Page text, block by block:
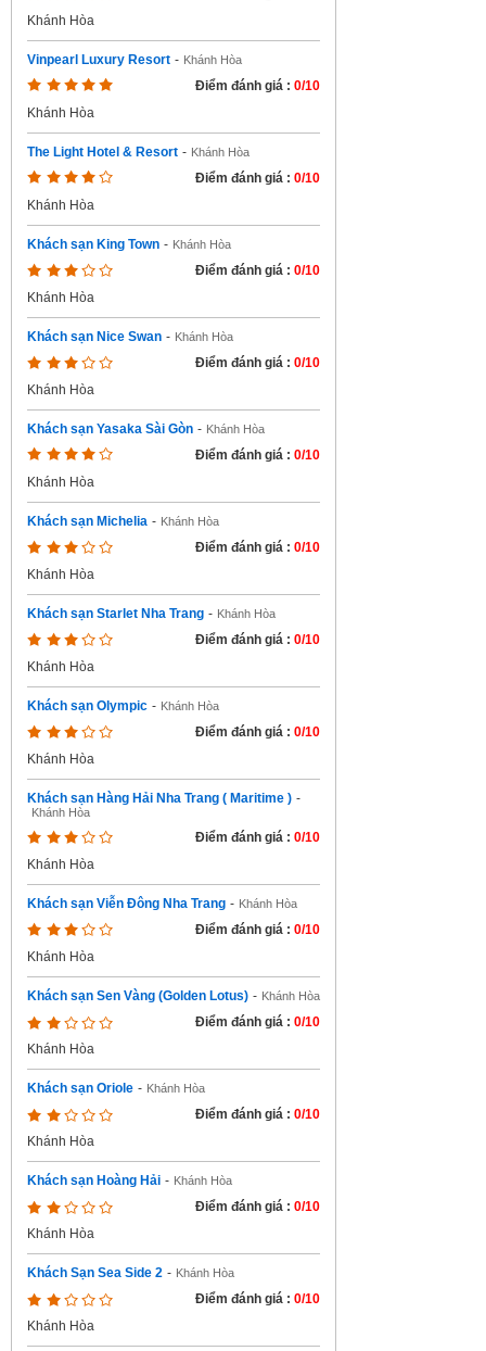
Khánh Hòa
Vinpearl Luxury Resort - Khánh Hòa
Điểm đánh giá : 0/10
Khánh Hòa
The Light Hotel & Resort - Khánh Hòa
Điểm đánh giá : 0/10
Khánh Hòa
Khách sạn King Town - Khánh Hòa
Điểm đánh giá : 0/10
Khánh Hòa
Khách sạn Nice Swan - Khánh Hòa
Điểm đánh giá : 0/10
Khánh Hòa
Khách sạn Yasaka Sài Gòn - Khánh Hòa
Điểm đánh giá : 0/10
Khánh Hòa
Khách sạn Michelia - Khánh Hòa
Điểm đánh giá : 0/10
Khánh Hòa
Khách sạn Starlet Nha Trang - Khánh Hòa
Điểm đánh giá : 0/10
Khánh Hòa
Khách sạn Olympic - Khánh Hòa
Điểm đánh giá : 0/10
Khánh Hòa
Khách sạn Hàng Hải Nha Trang ( Maritime ) -
Khánh Hòa
Điểm đánh giá : 0/10
Khánh Hòa
Khách sạn Viễn Đông Nha Trang - Khánh Hòa
Điểm đánh giá : 0/10
Khánh Hòa
Khách sạn Sen Vàng (Golden Lotus) - Khánh Hòa
Điểm đánh giá : 0/10
Khánh Hòa
Khách sạn Oriole - Khánh Hòa
Điểm đánh giá : 0/10
Khánh Hòa
Khách sạn Hoàng Hải - Khánh Hòa
Điểm đánh giá : 0/10
Khánh Hòa
Khách Sạn Sea Side 2 - Khánh Hòa
Điểm đánh giá : 0/10
Khánh Hòa